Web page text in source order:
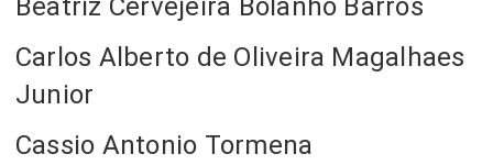
Beatriz Cervejeira Bolanho Barros
Carlos Alberto de Oliveira Magalhaes
Junior
Cassio Antonio Tormena